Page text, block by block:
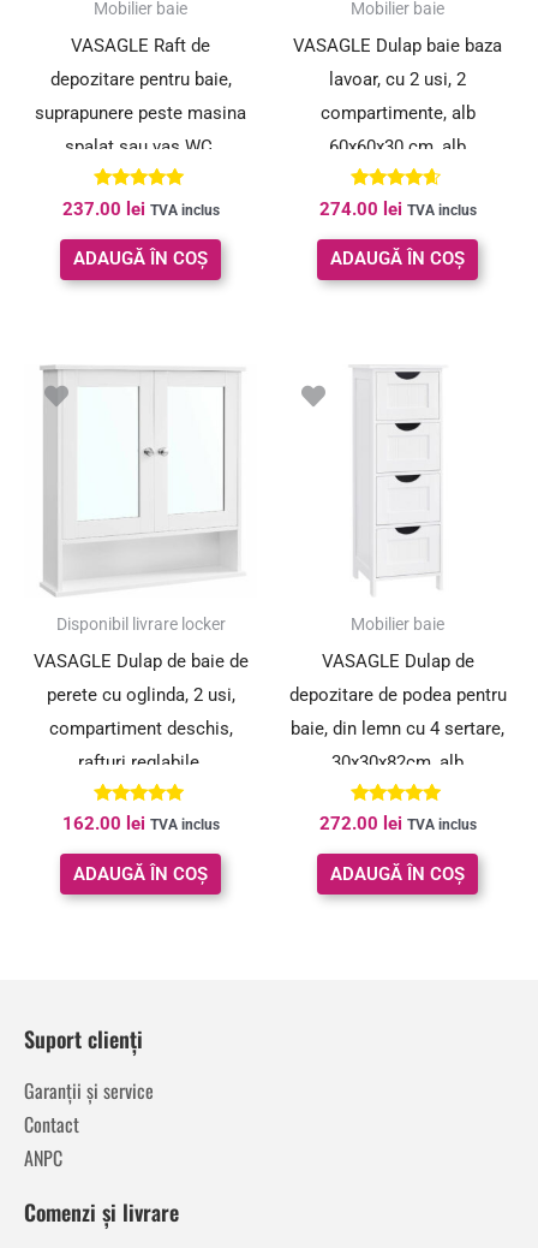
Mobilier baie
VASAGLE Raft de
depozitare pentru baie,
suprapunere peste masina
spalat sau vas WC,
25x63x165 cm, maro
Evaluat la
5.00
din 5
237.00 lei TVA inclus
ADAUGĂ ÎN COȘ
Mobilier baie
VASAGLE Dulap baie baza
lavoar, cu 2 usi, 2
compartimente, alb
60x60x30 cm, alb
Evaluat la
4.50
din 5
274.00 lei TVA inclus
ADAUGĂ ÎN COȘ
Disponibil livrare locker
VASAGLE Dulap de baie de
perete cu oglinda, 2 usi,
compartiment deschis,
rafturi reglabile,
13x56x58cm, alb
Evaluat la
4.88
din 5
162.00 lei TVA inclus
ADAUGĂ ÎN COȘ
Mobilier baie
VASAGLE Dulap de
depozitare de podea pentru
baie, din lemn cu 4 sertare,
30x30x82cm, alb
Evaluat la
5.00
din 5
272.00 lei TVA inclus
ADAUGĂ ÎN COȘ
Suport clienți
Garanții și service
Contact
ANPC
Comenzi și livrare